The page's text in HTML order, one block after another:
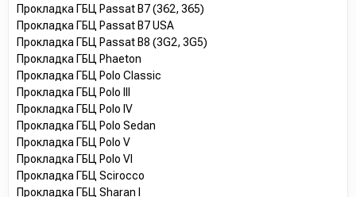
Прокладка ГБЦ Passat B7 (362, 365)
Прокладка ГБЦ Passat B7 USA
Прокладка ГБЦ Passat B8 (3G2, 3G5)
Прокладка ГБЦ Phaeton
Прокладка ГБЦ Polo Classic
Прокладка ГБЦ Polo III
Прокладка ГБЦ Polo IV
Прокладка ГБЦ Polo Sedan
Прокладка ГБЦ Polo V
Прокладка ГБЦ Polo VI
Прокладка ГБЦ Scirocco
Прокладка ГБЦ Sharan I